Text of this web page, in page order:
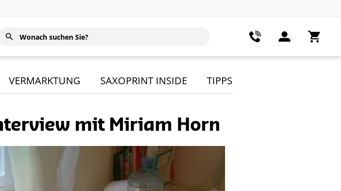
VERMARKTUNG SAXOPRINT INSIDE TIPPS
mit Miriam Horn